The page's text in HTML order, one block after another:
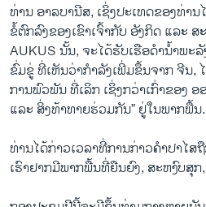
ທ່ານ ອາລບານີສ, ເຊິ່ງປະເທດຂອງທ່າ
ຂໍ້ຕົກລົງຂອງເຂົາເຈົ້າກັບ ອັງກິດ ແລະ
AUKUS ນັ້ນ, ຈະໄດ້ຮັບເຮືອດຳນໍ້າພະ
ຂົ່ມຂູ່ ທີ່ເຫັນວ່າກຳລັງເພີ່ມຂຶ້ນຈາກ ຈີນ,
ການພົວພັນ ທີ່ເລິກ ເຊິ່ງກວ່າເກົ່າຂອງ
ແລະ ສິ່ງທ້າທາຍຮ່ວມກັນ” ຢູ່ໃນພາກພື້ນ.
ທ່ານໄດ້ກ່າວເວລາທີ່ການກ່າວຄຳປາໄສ
ເຮົາຢາກມີພາກພື້ນທີ່ຍືນຍົງ, ສະຫງົບສຸກ